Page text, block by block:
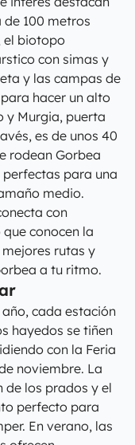
de 100 metros
el biotopo
con simas y
y las campas de
hacer un alto
y Murgia, puerta
es de unos 40
rodean Gorbea
para una
medio.
con
conocen la
rutas y
a tu ritmo.
cada estación
hayedos se tiñen
con la Feria
noviembre. La
los prados y el
perfecto para
En verano, las